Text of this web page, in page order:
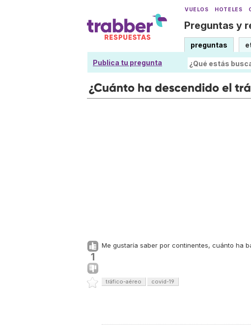
VUELOS HOTELES
Preguntas y
preguntas
Publica tu pregunta
¿Cuánto ha descendido el
1
Me gustaría saber por continentes, cuánto ha
tráfico-aéreo covid-19